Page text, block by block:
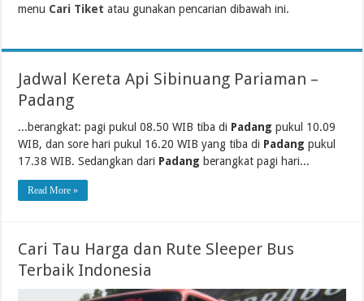
menu Cari Tiket atau gunakan pencarian dibawah ini.
Jadwal Kereta Api Sibinuang Pariaman –
Padang
...berangkat: pagi pukul 08.50 WIB tiba di Padang pukul 10.09
WIB, dan sore hari pukul 16.20 WIB yang tiba di Padang pukul
17.38 WIB. Sedangkan dari Padang berangkat pagi hari...
Read More »
Cari Tau Harga dan Rute Sleeper Bus
Terbaik Indonesia